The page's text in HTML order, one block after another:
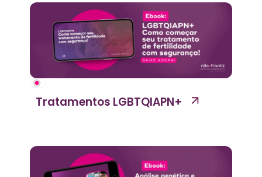
Tratamentos LGBTQIAPN+